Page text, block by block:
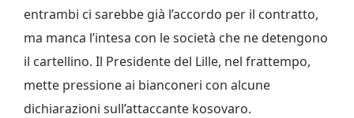
entrambi ci sarebbe già l’accordo per il contratto,
ma manca l’intesa con le società che ne detengono
il cartellino. Il Presidente del Lille, nel frattempo,
mette pressione ai bianconeri con alcune
dichiarazioni sull’attaccante kosovaro.